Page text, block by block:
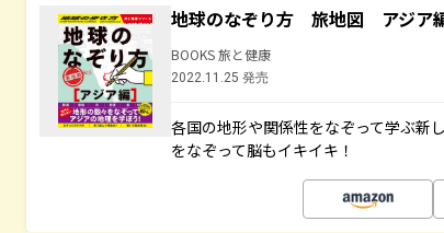
地球のなぞり方 旅地図 アジア
BOOKS 旅と健康
2022.11.25 発売
各国の地形や関係性をなぞって学ぶ新
をなぞって脳もイキイキ！